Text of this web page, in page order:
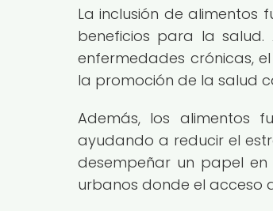
La inclusión de
beneficios para la salud.
enfermedades crónicas,
la promoción de la salud
Además, los alimentos
ayudando a reducir el
desempeñar un papel en
urbanos donde el acceso